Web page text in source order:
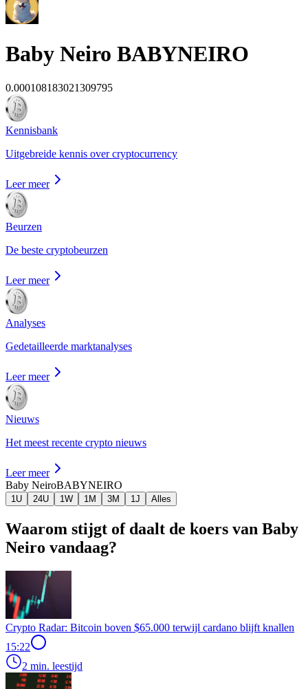
Baby Neiro BABYNEIRO
0.000108183021309795
Kennisbank
Uitgebreide kennis over cryptocurrency
Leer meer
Beurzen
De beste cryptobeurzen
Leer meer
Analyses
Gedetailleerde marktanalyses
Leer meer
Nieuws
Het meest recente crypto nieuws
Leer meer
Baby NeiroBABYNEIRO
1U 24U 1W 1M 3M 1J Alles
Waarom stijgt of daalt de koers van Baby
Neiro vandaag?
Crypto Radar: Bitcoin boven $65.000 terwijl cardano blijft knallen
15:22
2 min. leestijd